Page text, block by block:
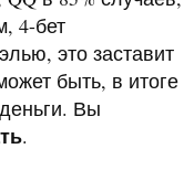
4-бет
это заставит
быть, в итоге
Вы
.